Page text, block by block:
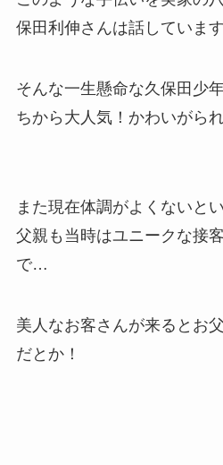
保田利伸さんは話しています
そんな一生懸命な久保田少
ちから大人気！かわいがら
また現在体調がよくないと
父親も当時はユニークな接
で…
美人なお客さんが来るとお
だとか！